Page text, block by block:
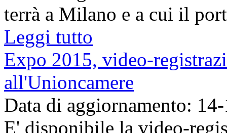
terrà a Milano e a cui il
Leggi tutto
Expo 2015, video-
all'Unioncamere
Data di aggiornamento:
E' disponibile la video-